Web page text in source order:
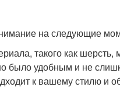
на следующие
такого как шерсть,
было удобным и не
к вашему стилю и